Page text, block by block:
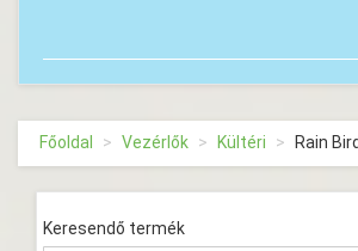
Főoldal Vezérlők Kültéri Rain Bird
Keresendő termék